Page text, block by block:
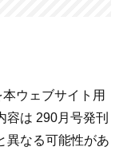
ウェブサイト用
容は 290月号発刊
異なる可能性があ